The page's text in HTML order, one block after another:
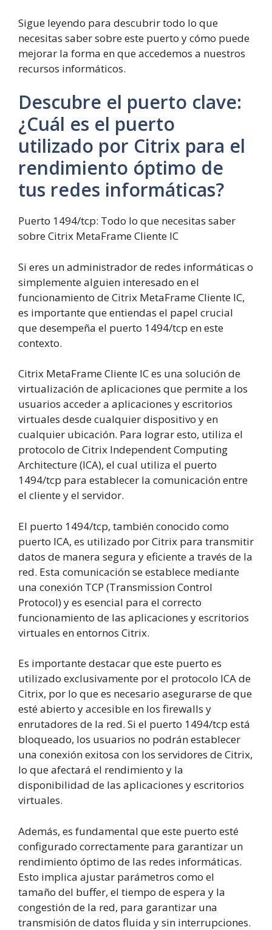
Sigue leyendo para descubrir todo lo que
necesitas saber sobre este puerto y cómo puede
mejorar la forma en que accedemos a nuestros
recursos informáticos.
Descubre el puerto clave:
¿Cuál es el puerto
utilizado por Citrix para el
rendimiento óptimo de
tus redes informáticas?
Puerto 1494/tcp: Todo lo que necesitas saber
sobre Citrix MetaFrame Cliente IC
Si eres un administrador de redes informáticas o
simplemente alguien interesado en el
funcionamiento de Citrix MetaFrame Cliente IC,
es importante que entiendas el papel crucial
que desempeña el puerto 1494/tcp en este
contexto.
Citrix MetaFrame Cliente IC es una solución de
virtualización de aplicaciones que permite a los
usuarios acceder a aplicaciones y escritorios
virtuales desde cualquier dispositivo y en
cualquier ubicación. Para lograr esto, utiliza el
protocolo de Citrix Independent Computing
Architecture (ICA), el cual utiliza el puerto
1494/tcp para establecer la comunicación entre
el cliente y el servidor.
El puerto 1494/tcp, también conocido como
puerto ICA, es utilizado por Citrix para transmitir
datos de manera segura y eficiente a través de la
red. Esta comunicación se establece mediante
una conexión TCP (Transmission Control
Protocol) y es esencial para el correcto
funcionamiento de las aplicaciones y escritorios
virtuales en entornos Citrix.
Es importante destacar que este puerto es
utilizado exclusivamente por el protocolo ICA de
Citrix, por lo que es necesario asegurarse de que
esté abierto y accesible en los firewalls y
enrutadores de la red. Si el puerto 1494/tcp está
bloqueado, los usuarios no podrán establecer
una conexión exitosa con los servidores de Citrix,
lo que afectará el rendimiento y la
disponibilidad de las aplicaciones y escritorios
virtuales.
Además, es fundamental que este puerto esté
configurado correctamente para garantizar un
rendimiento óptimo de las redes informáticas.
Esto implica ajustar parámetros como el
tamaño del buffer, el tiempo de espera y la
congestión de la red, para garantizar una
transmisión de datos fluida y sin interrupciones.